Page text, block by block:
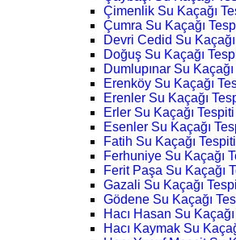
Çimenlik Su Kaçağı
Çumra Su Kaçağı
Devri Cedid Su
Doğuş Su Kaçağı
Dumlupınar Su
Erenköy Su Kaçağı
Erenler Su Kaçağı
Erler Su Kaçağı Tespiti
Esenler Su Kaçağı
Fatih Su Kaçağı Tespiti
Ferhuniye Su Kaçağı
Ferit Paşa Su Kaçağı
Gazali Su Kaçağı
Gödene Su Kaçağı
Hacı Hasan Su
Hacı Kaymak Su